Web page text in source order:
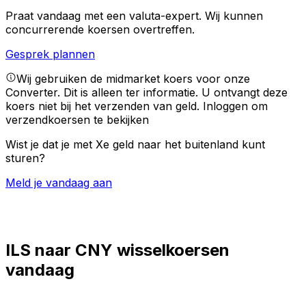
Praat vandaag met een valuta-expert. Wij kunnen
concurrerende koersen overtreffen.
Gesprek plannen
Wij gebruiken de midmarket koers voor onze
Converter. Dit is alleen ter informatie. U ontvangt deze
koers niet bij het verzenden van geld. Inloggen om
verzendkoersen te bekijken
Wist je dat je met Xe geld naar het buitenland kunt
sturen?
Meld je vandaag aan
ILS naar CNY wisselkoersen
vandaag